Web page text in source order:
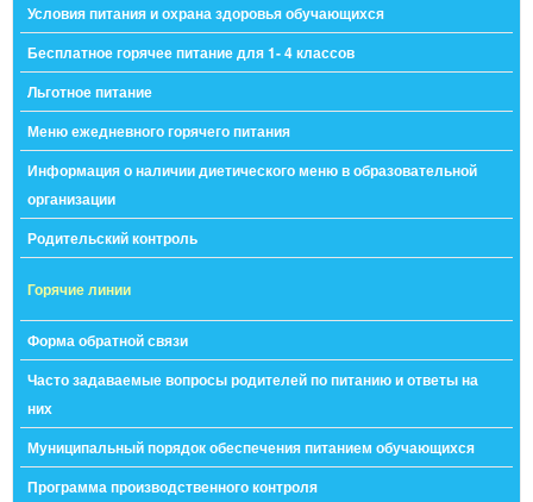
Условия питания и охрана здоровья обучающихся
Бесплатное горячее питание для 1- 4 классов
Льготное питание
Меню ежедневного горячего питания
Информация о наличии диетического меню в образовательной
организации
Родительский контроль
Горячие линии
Форма обратной связи
Часто задаваемые вопросы родителей по питанию и ответы на
них
Муниципальный порядок обеспечения питанием обучающихся
Программа производственного контроля